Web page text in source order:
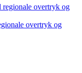
overtryk og